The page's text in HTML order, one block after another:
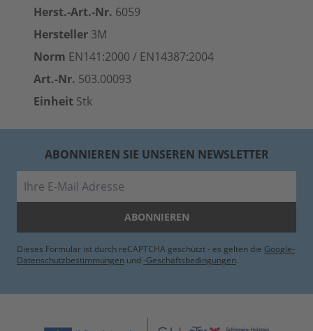
Herst.-Art.-Nr. 6059
Hersteller 3M
Norm EN141:2000 / EN14387:2004
Art.-Nr. 503.00093
Einheit Stk
ABONNIEREN SIE UNSEREN NEWSLETTER
ABONNIEREN
Dieses Formular ist durch reCAPTCHA geschützt - es gelten die Google-
Datenschutzbestimmungen und -Geschäftsbedingungen.